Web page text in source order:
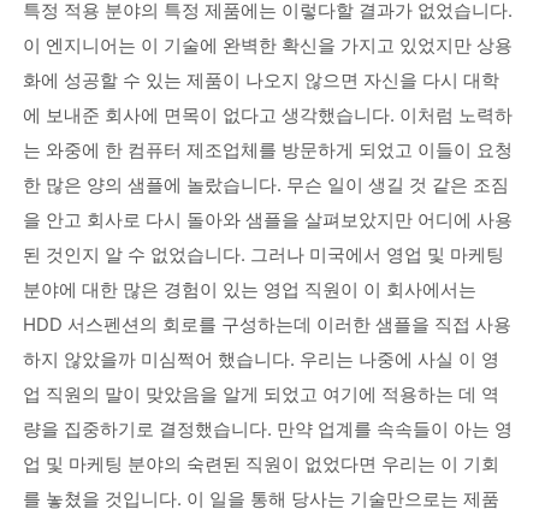
특정 적용 분야의 특정 제품에는 이렇다할 결과가 없었습니다.
이 엔지니어는 이 기술에 완벽한 확신을 가지고 있었지만 상용
화에 성공할 수 있는 제품이 나오지 않으면 자신을 다시 대학
에 보내준 회사에 면목이 없다고 생각했습니다. 이처럼 노력하
는 와중에 한 컴퓨터 제조업체를 방문하게 되었고 이들이 요청
한 많은 양의 샘플에 놀랐습니다. 무슨 일이 생길 것 같은 조짐
을 안고 회사로 다시 돌아와 샘플을 살펴보았지만 어디에 사용
된 것인지 알 수 없었습니다. 그러나 미국에서 영업 및 마케팅
분야에 대한 많은 경험이 있는 영업 직원이 이 회사에서는
HDD 서스펜션의 회로를 구성하는데 이러한 샘플을 직접 사용
하지 않았을까 미심쩍어 했습니다. 우리는 나중에 사실 이 영
업 직원의 말이 맞았음을 알게 되었고 여기에 적용하는 데 역
량을 집중하기로 결정했습니다. 만약 업계를 속속들이 아는 영
업 및 마케팅 분야의 숙련된 직원이 없었다면 우리는 이 기회
를 놓쳤을 것입니다. 이 일을 통해 당사는 기술만으로는 제품